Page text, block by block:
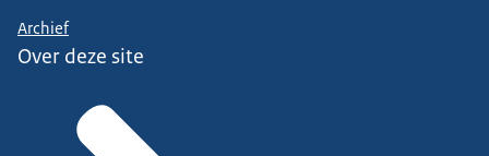
Archief
Over deze site